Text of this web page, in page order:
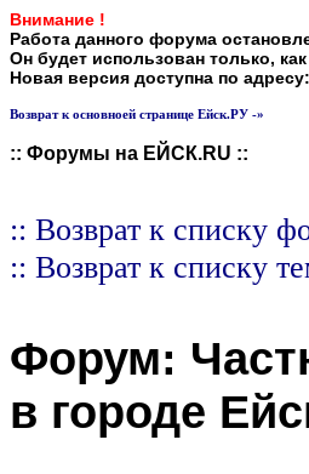
Внимание !
Работа данного форума
Он будет использован только,
Новая версия доступна по адресу:
Возврат к основноей странице Ейск.РУ -»
:: Форумы на ЕЙСК.RU ::
:: Возврат к списку
:: Возврат к списку
Форум:
в городе